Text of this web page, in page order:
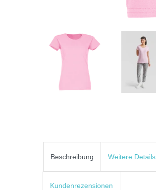
Beschreibung Weitere Details
Kundenrezensionen